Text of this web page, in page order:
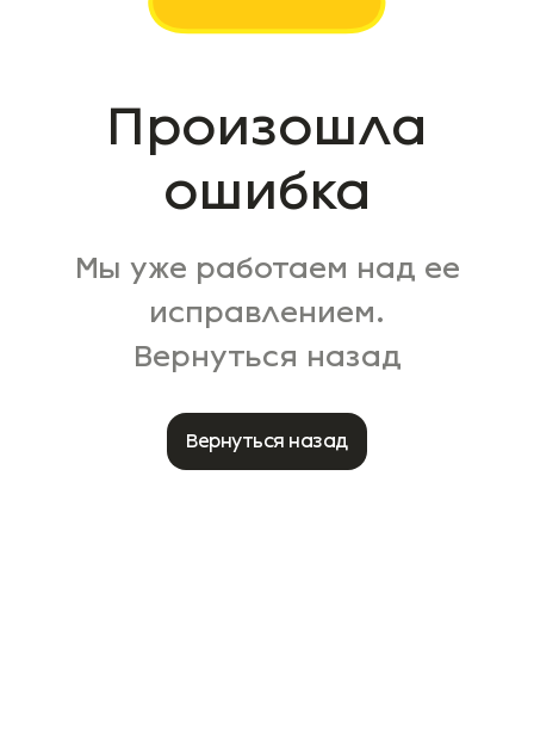
Произошла
ошибка
Мы уже работаем над ее
исправлением.
Вернуться назад
Вернуться назад